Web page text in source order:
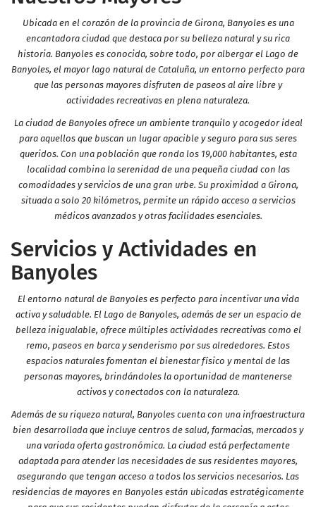
Ubicada en el corazón de la provincia de Girona, Banyoles es una
encantadora ciudad que destaca por su belleza natural y su rica
historia. Banyoles es conocida, sobre todo, por albergar el Lago de
Banyoles, el mayor lago natural de Cataluña, un entorno perfecto para
que las personas mayores disfruten de paseos al aire libre y
actividades recreativas en plena naturaleza.
La ciudad de Banyoles ofrece un ambiente tranquilo y acogedor ideal
para aquellos que buscan un lugar apacible y seguro para sus seres
queridos. Con una población que ronda los 19,000 habitantes, esta
localidad combina la serenidad de una pequeña ciudad con las
comodidades y servicios de una gran urbe. Su proximidad a Girona,
situada a solo 20 kilómetros, permite un rápido acceso a servicios
médicos avanzados y otras facilidades esenciales.
Servicios y Actividades en
Banyoles
El entorno natural de Banyoles es perfecto para incentivar una vida
activa y saludable. El Lago de Banyoles, además de ser un espacio de
belleza inigualable, ofrece múltiples actividades recreativas como el
remo, paseos en barca y senderismo por sus alrededores. Estos
espacios naturales fomentan el bienestar físico y mental de las
personas mayores, brindándoles la oportunidad de mantenerse
activos y conectados con la naturaleza.
Además de su riqueza natural, Banyoles cuenta con una infraestructura
bien desarrollada que incluye centros de salud, farmacias, mercados y
una variada oferta gastronómica. La ciudad está perfectamente
adaptada para atender las necesidades de sus residentes mayores,
asegurando que tengan acceso a todos los servicios necesarios. Las
residencias de mayores en Banyoles están ubicadas estratégicamente